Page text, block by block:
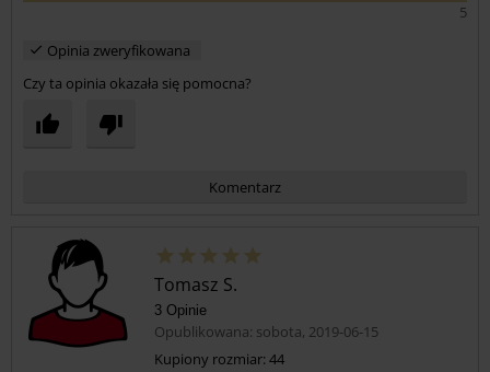
5
Opinia zweryfikowana
Czy ta opinia okazała się pomocna?
Komentarz
Tomasz S.
3 Opinie
Opublikowana: sobota, 2019-06-15
Kupiony rozmiar: 44